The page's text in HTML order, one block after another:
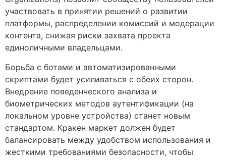
участвовать в принятии решений о развитии
платформы, распределении комиссий и модерации
контента, снижая риски захвата проекта
единоличными владельцами.
Борьба с ботами и автоматизированными
скриптами будет усиливаться с обеих сторон.
Внедрение поведенческого анализа и
биометрических методов аутентификации (на
локальном уровне устройства) станет новым
стандартом. Кракен маркет должен будет
балансировать между удобством использования и
жесткими требованиями безопасности, чтобы